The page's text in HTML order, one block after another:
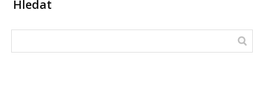
Hledat